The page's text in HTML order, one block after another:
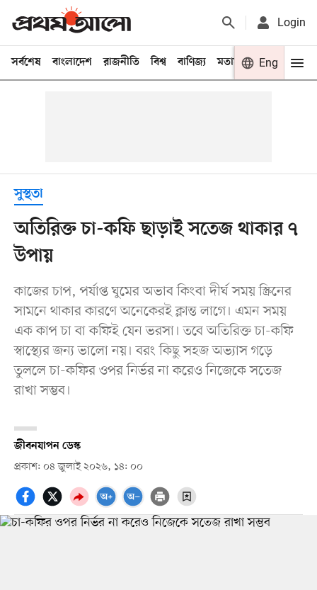
Login
সর্বশেষ বাংলাদেশ রাজনীতি বিশ্ব বাণিজ্য মতামত খেলা
Eng
সুস্থতা
অতিরিক্ত চা-কফি ছাড়াই সতেজ থাকার ৭
উপায়
কাজের চাপ, পর্যাপ্ত ঘুমের অভাব কিংবা দীর্ঘ সময় স্ক্রিনের
সামনে থাকার কারণে অনেকেরই ক্লান্ত লাগে। এমন সময়
এক কাপ চা বা কফিই যেন ভরসা। তবে অতিরিক্ত চা-কফি
স্বাস্থ্যের জন্য ভালো নয়। বরং কিছু সহজ অভ্যাস গড়ে
তুললে চা-কফির ওপর নির্ভর না করেও নিজেকে সতেজ
রাখা সম্ভব।
জীবনযাপন ডেস্ক
প্রকাশ: ০৪ জুলাই ২০২৬, ১৪: ০০